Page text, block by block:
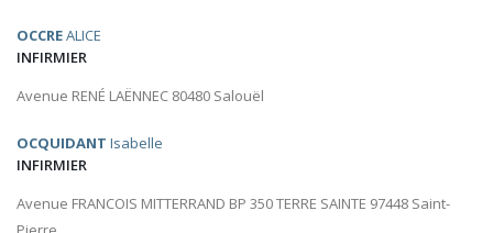
OCCREALICE
INFIRMIER
Avenue RENÉ LAËNNEC 80480 Salouël
OCQUIDANT Isabelle
INFIRMIER
Avenue FRANCOIS MITTERRAND BP 350 TERRE SAINTE 97448 Saint-